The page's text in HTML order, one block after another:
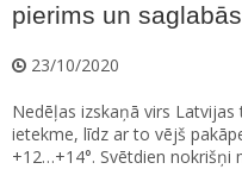
pierims un
23/10/2020
Nedēļas izskaņā virs
ietekme, līdz ar to vējš
+12…+14°. Svētdien nokrišņi